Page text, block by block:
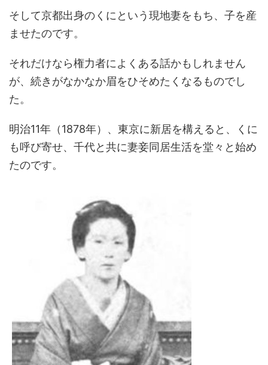
そして京都出身のくにという現地妻をもち、子を産
ませたのです。
それだけなら権力者によくある話かもしれません
が、続きがなかなか眉をひそめたくなるものでし
た。
明治11年（1878年）、東京に新居を構えると、くに
も呼び寄せ、千代と共に妻妾同居生活を堂々と始め
たのです。